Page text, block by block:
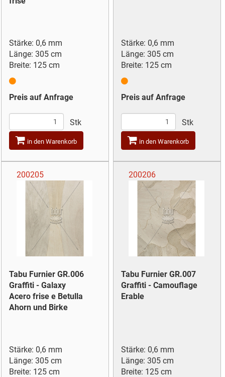
Stärke: 0,6 mm
Länge: 305 cm
Breite: 125 cm
Preis auf Anfrage
Stk
in den Warenkorb
Stärke: 0,6 mm
Länge: 305 cm
Breite: 125 cm
Preis auf Anfrage
Stk
in den Warenkorb
200205
Tabu Furnier GR.006
Graffiti - Galaxy
Acero frise e Betulla
Ahorn und Birke
Stärke: 0,6 mm
Länge: 305 cm
Breite: 125 cm
200206
Tabu Furnier GR.007
Graffiti - Camouflage
Erable
Stärke: 0,6 mm
Länge: 305 cm
Breite: 125 cm